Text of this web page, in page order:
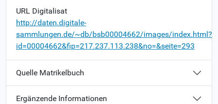
URL Digitalisat
http://daten.digitale-
sammlungen.de/~db/bsb00004662/images/index.html?
id=00004662&fip=217.237.113.238&no=&seite=293
Quelle Matrikelbuch
Ergänzende Informationen